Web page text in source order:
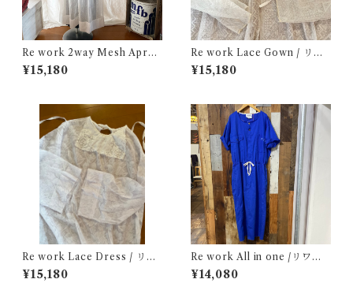
Re work 2way Mesh Apron
Dress /リワーク 2way メッシ
ュ エプロン ドレス 古着
¥15,180
Re work Lace Gown / リワ
ーク レース ガウン 古着
¥15,180
Re work Lace Dress / リワ
ーク レース ドレス 古着
¥15,180
Re work All in one /リワー
ク オールインワン 古着
¥14,080